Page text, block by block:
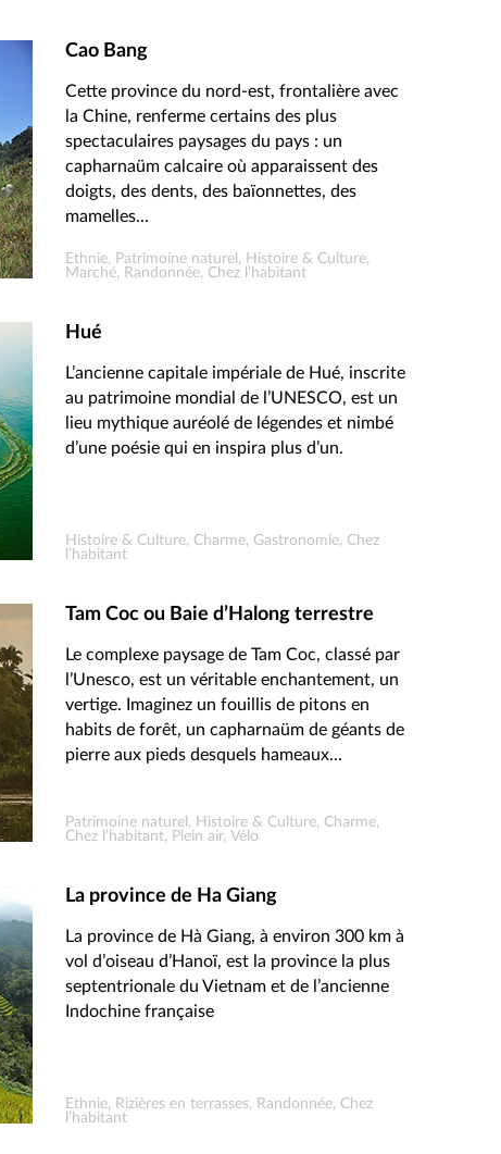
Cao Bang
Cette province du nord-est, frontalière avec
la Chine, renferme certains des plus
spectaculaires paysages du pays : un
capharnaüm calcaire où apparaissent des
doigts, des dents, des baïonnettes, des
mamelles...
Ethnie, Patrimoine naturel, Histoire & Culture,
Marché, Randonnée, Chez l’habitant
Hué
L’ancienne capitale impériale de Hué, inscrite
au patrimoine mondial de l’UNESCO, est un
lieu mythique auréolé de légendes et nimbé
d’une poésie qui en inspira plus d’un.
Histoire & Culture, Charme, Gastronomie, Chez
l’habitant
Tam Coc ou Baie d’Halong terrestre
Le complexe paysage de Tam Coc, classé par
l’Unesco, est un véritable enchantement, un
vertige. Imaginez un fouillis de pitons en
habits de forêt, un capharnaüm de géants de
pierre aux pieds desquels hameaux...
Patrimoine naturel, Histoire & Culture, Charme,
Chez l’habitant, Plein air, Vélo
La province de Ha Giang
La province de Hà Giang, à environ 300 km à
vol d’oiseau d’Hanoï, est la province la plus
septentrionale du Vietnam et de l’ancienne
Indochine française
Ethnie, Rizières en terrasses, Randonnée, Chez
l’habitant